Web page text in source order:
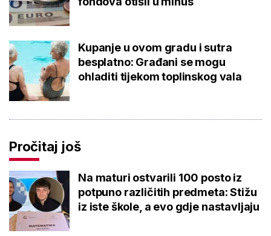
Kupanje u ovom gradu i sutra
besplatno: Građani se mogu
ohladiti tijekom toplinskog vala
Pročitaj još
Na maturi ostvarili 100 posto iz
potpuno različitih predmeta: Stižu
iz iste škole, a evo gdje nastavljaju